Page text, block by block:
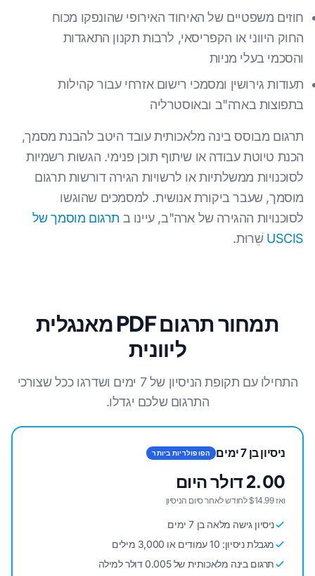
חוזים משפטיים של האיחוד האירופי שהונפקו מכוח
החוק היווני או הקפריסאי, לרבות תקנון התאגדות
והסכמי בעלי מניות
תעודות גירושין ומסמכי רישום אזרחי עבור קהילות
בתפוצות בארה"ב ובאוסטרליה
תרגום מבוסס בינה מלאכותית עובד היטב להבנת מסמך,
הכנת טיוטת עבודה או שיתוף תוכן פנימי. הגשות רשמיות
לסוכנויות ממשלתיות או לרשויות הגירה דורשות תרגום
מוסמך, שעבר ביקורת אנושית. למסמכים שהוגשו
לסוכנויות ההגירה של ארה"ב, עיינו ב תרגום מוסמך של
USCIS שֵׁרוּת.
תמחור תרגום PDF מאנגלית
ליוונית
התחילו עם תקופת הניסיון של 7 ימים ושדרגו ככל שצורכי
התרגום שלכם יגדלו.
ניסיון בן 7 ימים הפופולריות ביותר
2.00 דולר היום
ואז $14.99 לחודש לאחר סיום הניסיון
ניסיון גישה מלאה בן 7 ימים
מגבלת ניסיון: 10 עמודים או 3,000 מילים
תרגום בינה מלאכותית של 0.005 דולר למילה